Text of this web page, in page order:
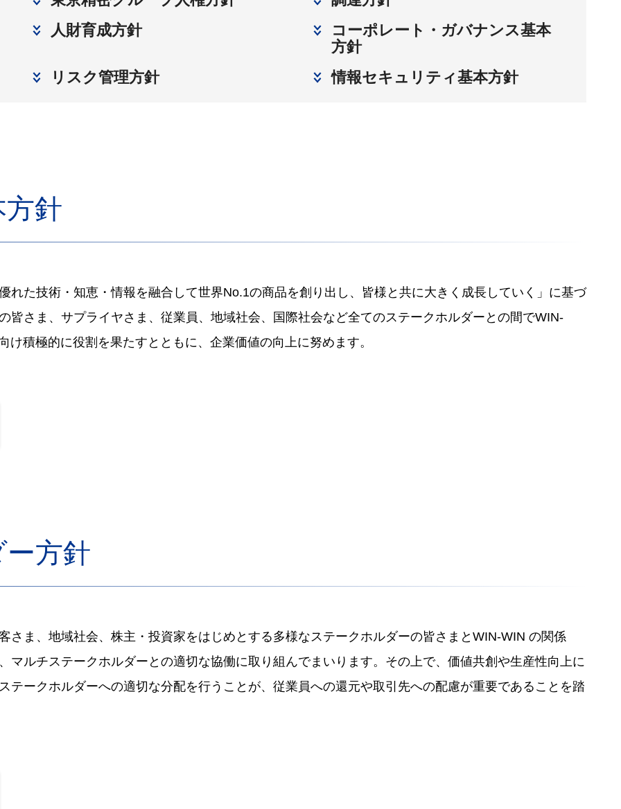
人財育成方針
コーポレート・ガバナンス基本
方針
リスク管理方針
情報セキュリティ基本方針
針
れた技術・知恵・情報を融合して世界No.1の商品を創り出し、皆様と共に大きく成長していく」に基づ
皆さま、サプライヤさま、従業員、地域社会、国際社会など全てのステークホルダーとの間でWIN-
積極的に役割を果たすとともに、企業価値の向上に努めます。
方針
さま、地域社会、株主・投資家をはじめとする多様なステークホルダーの皆さまとWIN-WIN の関係
マルチステークホルダーとの適切な協働に取り組んでまいります。その上で、価値共創や生産性向上に
テークホルダーへの適切な分配を行うことが、従業員への還元や取引先への配慮が重要であることを踏